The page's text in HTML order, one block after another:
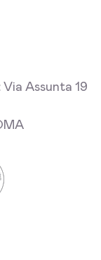
Via Assunta 19